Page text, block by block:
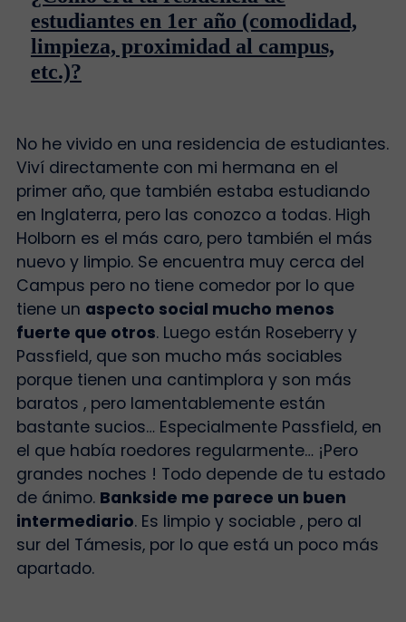
estudiantes en 1er año (comodidad,
limpieza, proximidad al campus,
etc.)?
No he vivido en una residencia de estudiantes.
Viví directamente con mi hermana en el
primer año, que también estaba estudiando
en Inglaterra, pero las conozco a todas. High
Holborn es el más caro, pero también el más
nuevo y limpio. Se encuentra muy cerca del
Campus pero no tiene comedor por lo que
tiene un aspecto social mucho menos
fuerte que otros. Luego están Roseberry y
Passfield, que son mucho más sociables
porque tienen una cantimplora y son más
baratos , pero lamentablemente están
bastante sucios… Especialmente Passfield, en
el que había roedores regularmente… ¡Pero
grandes noches ! Todo depende de tu estado
de ánimo. Bankside me parece un buen
intermediario. Es limpio y sociable , pero al
sur del Támesis, por lo que está un poco más
apartado.